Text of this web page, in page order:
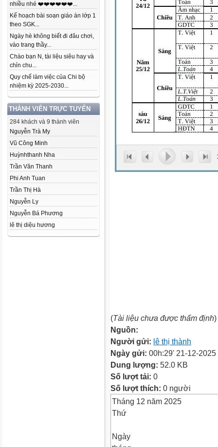
nhiều nhé ❤️❤️❤️❤️❤️❤️...
Kế hoạch bài soạn giáo án lớp 1
theo SGK...
Ngày hè không biết đi đâu chơi,
vào trang thầy...
Chào bạn N, tài liệu siêu hay và
chỉn chu...
Quy chế làm việc của Chi bộ
nhiệm kỳ 2025-2030...
THÀNH VIÊN TRỰC TUYẾN
284 khách và 9 thành viên
Nguyễn Trà My
Vũ Công Minh
Huỳnhthanh Nha
Trần Văn Thanh
Phi Anh Tuan
Trần Thị Hà
Nguyễn Ly
Nguyễn Bá Phương
lê thị diệu hương
(Tài liệu chưa được thẩm định)
Nguồn:
Người gửi: lê thị thành
Ngày gửi: 00h:29' 21-12-2025
Dung lượng: 52.0 KB
Số lượt tải: 0
Số lượt thích: 0 người
Tháng 12 năm 2025
Thứ
Ngày